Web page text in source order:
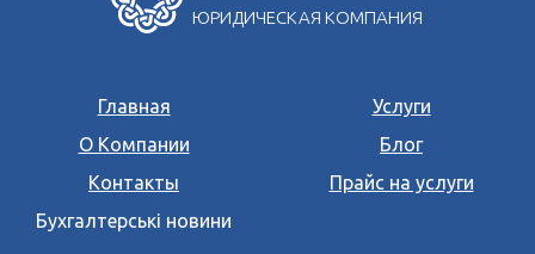
ЮРИДИЧЕСКАЯ КОМПАНИЯ
Главная
Услуги
О Компании
Блог
Контакты
Прайс на услуги
Бухгалтерські новини